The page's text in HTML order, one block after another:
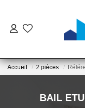
Accueil 2 pièces
BAIL